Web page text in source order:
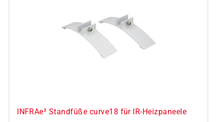
INFRAe² Standfüße curve18 für IR-Heizpaneele